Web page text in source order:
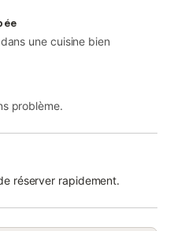
une cuisine bien
problème.
réserver rapidement.